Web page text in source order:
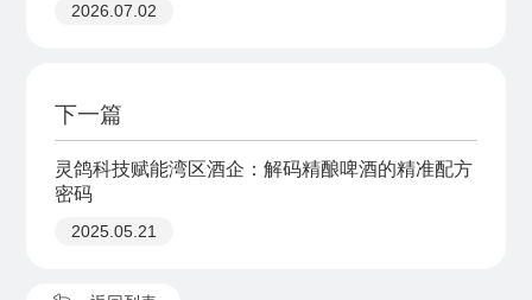
2026.07.02
下一篇
灵鸽科技赋能湾区酒企：解码精酿啤酒的精准配方
密码
2025.05.21